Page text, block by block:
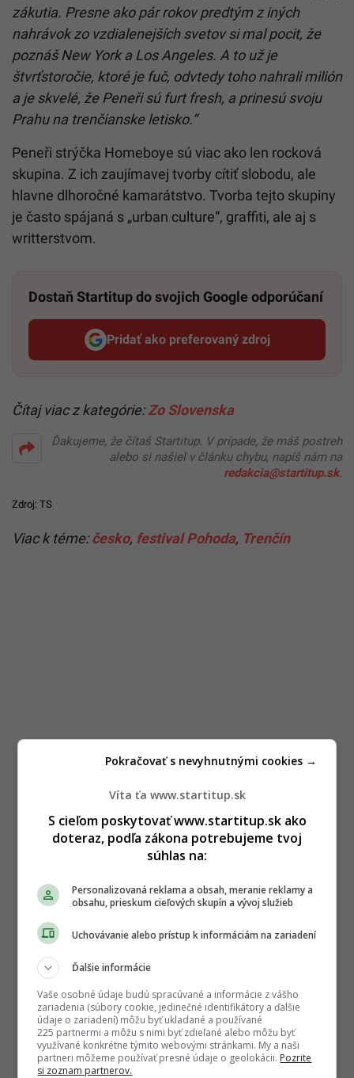
zákutia. Presne ako pár rokov predtým z iných
nahrávok zo vzdialenejších svetov si mal pocit, že
poznáš New York a Los Angeles. A to už je
štvrťstoročie, ktoré je fuč, odvtedy toho nahrali milión
a je skvelé, že Peneři sú furt fresh, a prinesú svoju
Prahu na trenčianske letisko.“
Peneři strýčka Homeboye sú viac ako len rocková
skupina. Z ich zaujímavej tvorby cítiť slobodu, ale
hlavne dlhoročné kamarátstvo. Tvorba tejto skupiny
je často spájaná s „urban culture“, graffiti, ale aj s
writterstvom.
Dostaň Startitup do svojich Google odporúčaní
Pridať ako preferovaný zdroj
Startitup, odkaz sa otvorí v
Čítaj viac z kategórie:Zo Slovenska
Ďakujeme, že čítaš Startitup. V prípade, že máš postreh
alebo si našiel v článku chybu, napíš nám na
redakcia@startitup.sk.
Zdroj: TS
Viac k téme:česko, festival Pohoda, Trenčín
Víta ťa www.startitup.sk
S cieľom poskytovať www.startitup.sk ako
doteraz, podľa zákona potrebujeme tvoj
súhlas na:
Personalizovaná reklama a obsah, meranie reklamy a
obsahu, prieskum cieľových skupín a vývoj služieb
Uchovávanie alebo prístup k informáciám na zariadení
Ďalšie informácie
Vaše osobné údaje budú spracúvané a informácie z vášho
zariadenia (súbory cookie, jedinečné identifikátory a ďalšie
údaje o zariadení) môžu byť ukladané a používané
225 partnermi a môžu s nimi byť zdieľané alebo môžu byť
využívané konkrétne týmito webovými stránkami. My a naši
partneri môžeme používať presné údaje o geolokácii. Pozrite
si zoznam partnerov.
Pokračovať s nevyhnutnými cookies →